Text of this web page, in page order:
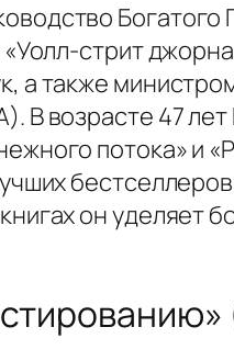
стрит
а также
возрасте 47
потока» и
он уделяет